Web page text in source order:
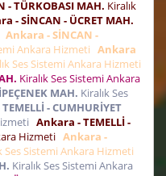
- TÜRKOBASI MAH. Kiralık
- SİNCAN - ÜCRET MAH.
Ankara - SİNCAN -
Ankara Hizmeti Ankara
Ses Sistemi Ankara Hizmeti
Kiralık Ses Sistemi Ankara
MAH. Kiralık Ses
- CUMHURİYET
Ankara - TEMELLİ -
Hizmeti Ankara -
Ses Sistemi Ankara Hizmeti
Kiralık Ses Sistemi Ankara